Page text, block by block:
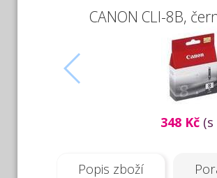
CANON CLI-8B,
348 Kč(s
Popis zboží